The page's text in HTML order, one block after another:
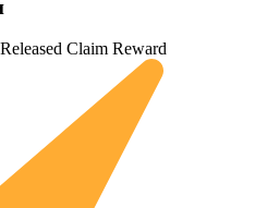
Claim Reward